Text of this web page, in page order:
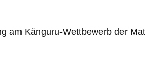
am Känguru-Wettbewerb der